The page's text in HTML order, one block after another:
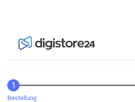
Bestellung